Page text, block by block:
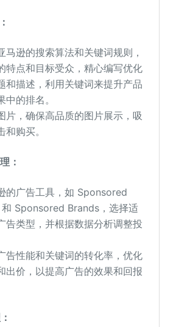
马逊的搜索算法和关键词规则，
特点和目标受众，精心编写优化
和描述，利用关键词来提升产品
中的排名。
片，确保高品质的图片展示，吸
和购买。
：
的广告工具，如 Sponsored
Sponsored Brands，选择适
告类型，并根据数据分析调整投
告性能和关键词的转化率，优化
出价，以提高广告的效果和回报